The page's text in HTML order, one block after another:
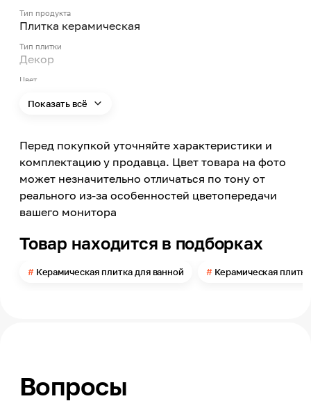
Тип продукта
Плитка керамическая
Тип плитки
Декор
Цвет
Страна производства
Россия
Модельный ряд
Fargo
Материал
Длина
Ширина
Помещение
Ванная комната, Санузел
Показать всё
Перед покупкой уточняйте характеристики и
комплектацию у продавца. Цвет товара на фото
может незначительно отличаться по тону от
реального из-за особенностей цветопередачи
вашего монитора
Товар находится в подборках
Керамическая плитка для ванной Керамическая
Вопросы